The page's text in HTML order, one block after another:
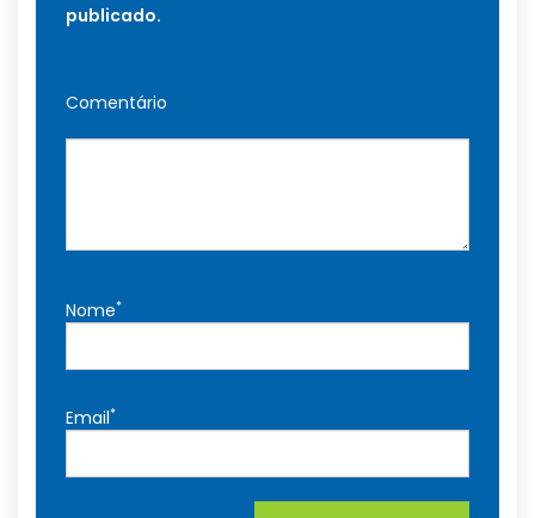
publicado.
Comentário
Nome*
Email*